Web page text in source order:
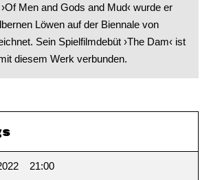
Men and Gods and Mud‹ wurde er
Löwen auf der Biennale von
Sein Spielfilmdebüt ›The Dam‹ ist
diesem Werk verbunden.
21:00